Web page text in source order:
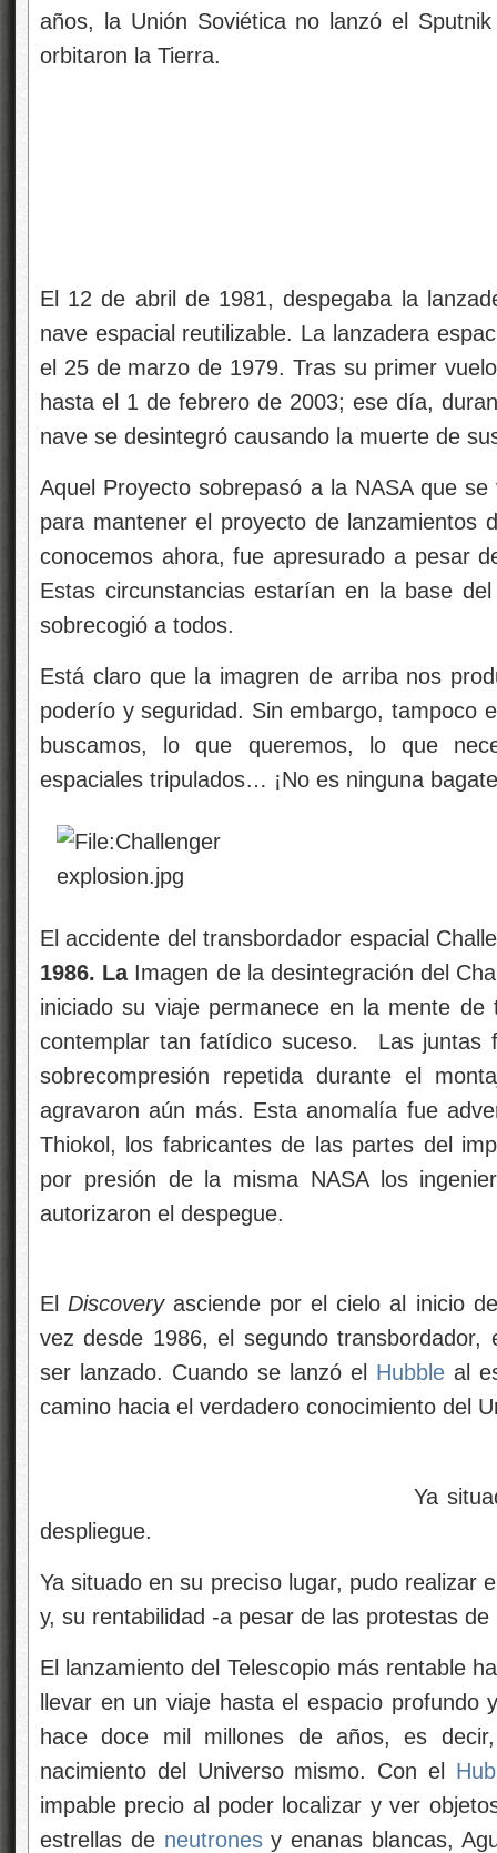
años, la Unión Soviética no lanzó el
orbitaron la Tierra.
El 12 de abril de 1981, despegaba la
nave espacial reutilizable. La lanzadera
el 25 de marzo de 1979. Tras su primer
hasta el 1 de febrero de 2003; ese día,
nave se desintegró causando la muerte de
Aquel Proyecto sobrepasó a la NASA que
para mantener el proyecto de lanzamientos
conocemos ahora, fue apresurado a pesar
Estas circunstancias estarían en la base
sobrecogió a todos.
Está claro que la imagren de arriba nos
poderío y seguridad. Sin embargo, tampoco
buscamos, lo que queremos, lo que
espaciales tripulados… ¡No es ninguna
El accidente del transbordador espacial
1986. La Imagen de la desintegración del
iniciado su viaje permanece en la mente
contemplar tan fatídico suceso. Las juntas
sobrecompresión repetida durante el
agravaron aún más. Esta anomalía fue
Thiokol, los fabricantes de las partes del
por presión de la misma NASA los
autorizaron el despegue.
El Discoveryasciende por el cielo al inicio
vez desde 1986, el segundo transbordador,
ser lanzado. Cuando se lanzó el Hubble al
camino hacia el verdadero conocimiento del
Ya situado en
despliegue.
Ya situado en su preciso lugar, pudo realizar
y, su rentabilidad -a pesar de las protestas
El lanzamiento del Telescopio más rentable
llevar en un viaje hasta el espacio profundo
hace doce mil millones de años, es
nacimiento del Universo mismo. Con el
impable precio al poder localizar y ver
estrellas de neutronesy enanas blancas,